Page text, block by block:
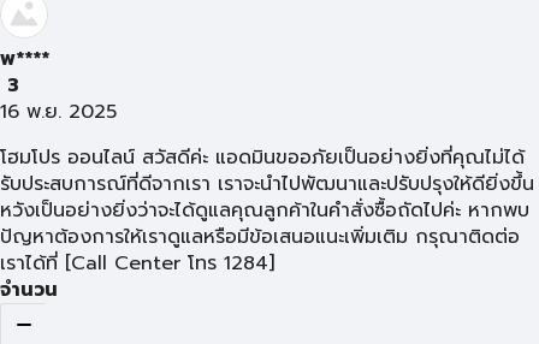
พ****
3
16 พ.ย. 2025
โฮมโปร ออนไลน์ สวัสดีค่ะ แอดมินขออภัยเป็นอย่างยิ่งที่คุณไม่ได้
รับประสบการณ์ที่ดีจากเรา เราจะนำไปพัฒนาและปรับปรุงให้ดียิ่งขึ้น
หวังเป็นอย่างยิ่งว่าจะได้ดูแลคุณลูกค้าในคำสั่งซื้อถัดไปค่ะ หากพบ
ปัญหาต้องการให้เราดูแลหรือมีข้อเสนอแนะเพิ่มเติม กรุณาติดต่อ
เราได้ที่ [Call Center โทร 1284]
จำนวน